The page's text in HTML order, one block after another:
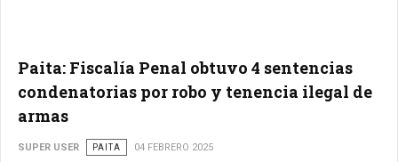
Paita: Fiscalía Penal obtuvo 4 sentencias
condenatorias por robo y tenencia ilegal de
armas
SUPER USER PAITA 04 FEBRERO 2025